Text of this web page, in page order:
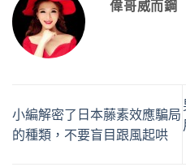
偉哥威而鋼
小編解密了日本藤素效應騙局
的種類，不要盲目跟風起哄